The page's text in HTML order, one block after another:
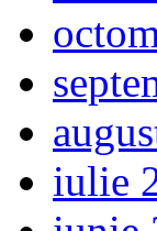
iulie